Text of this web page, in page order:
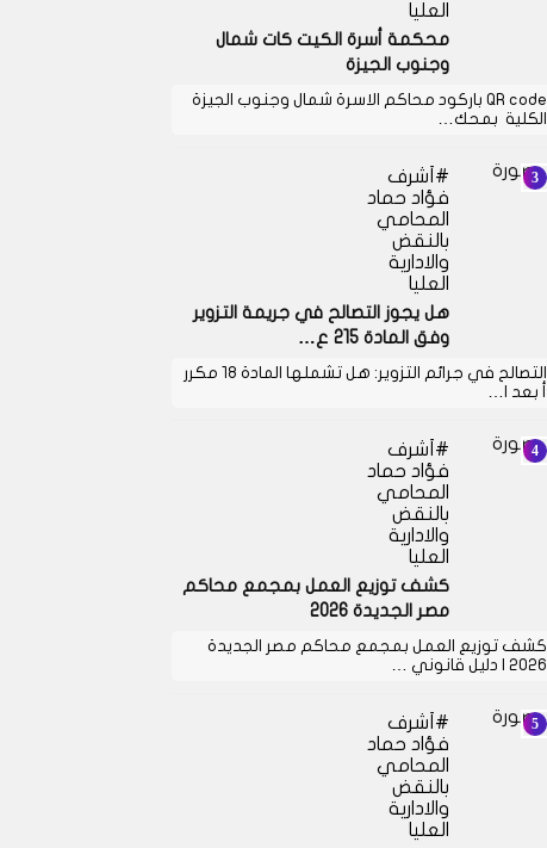
العليا
محكمة أسرة الكيت كات شمال
وجنوب الجيزة
QR code باركود محاكم الاسرة شمال وجنوب الجيزة
الكلية بمحك…
أشرف
فؤاد حماد
المحامي
بالنقض
والادارية
العليا
هل يجوز التصالح في جريمة التزوير
وفق المادة 215 ع…
التصالح في جرائم التزوير: هل تشملها المادة 18 مكرر
أ بعد ا…
أشرف
فؤاد حماد
المحامي
بالنقض
والادارية
العليا
كشف توزيع العمل بمجمع محاكم
مصر الجديدة 2026
كشف توزيع العمل بمجمع محاكم مصر الجديدة
2026 | دليل قانوني …
أشرف
فؤاد حماد
المحامي
بالنقض
والادارية
العليا